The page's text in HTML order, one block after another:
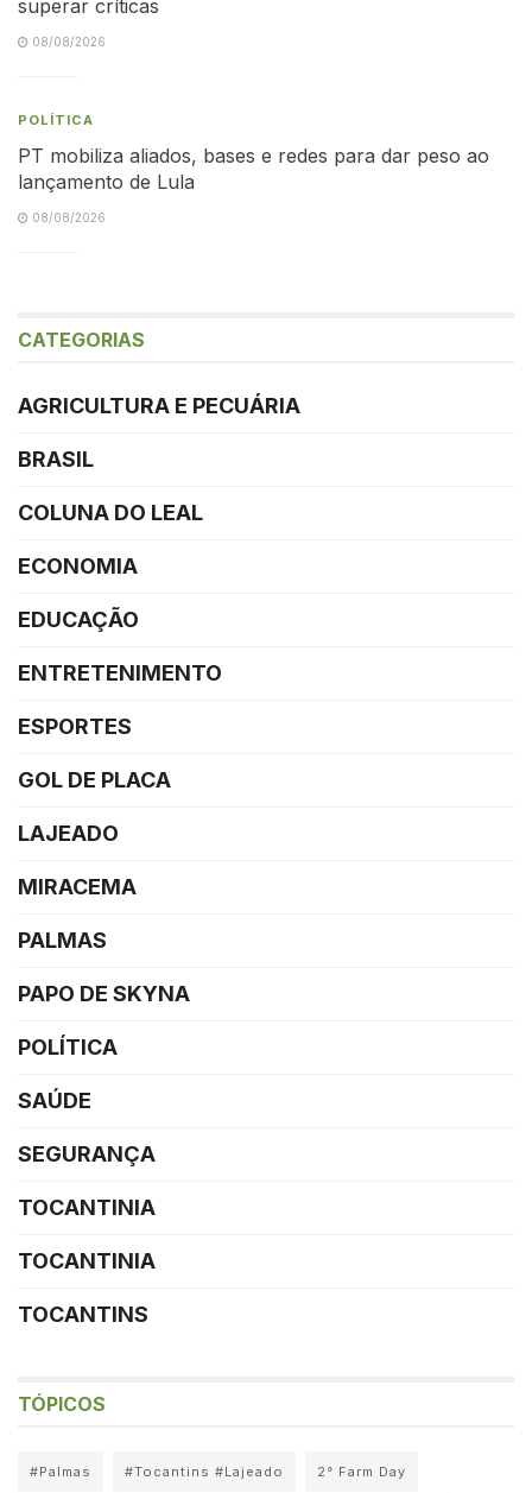
superar críticas
08/08/2026
POLÍTICA
PT mobiliza aliados, bases e redes para dar peso ao
lançamento de Lula
08/08/2026
CATEGORIAS
AGRICULTURA E PECUÁRIA
BRASIL
COLUNA DO LEAL
ECONOMIA
EDUCAÇÃO
ENTRETENIMENTO
ESPORTES
GOL DE PLACA
LAJEADO
MIRACEMA
PALMAS
PAPO DE SKYNA
POLÍTICA
SAÚDE
SEGURANÇA
TOCANTINIA
TOCANTINIA
TOCANTINS
TÓPICOS
#Palmas #Tocantins #Lajeado 2° Farm Day